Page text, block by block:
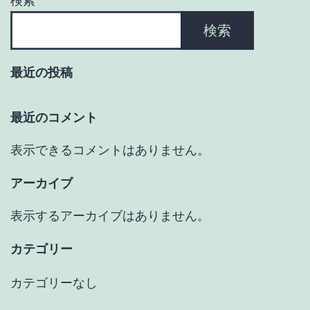
検索
最近の投稿
最近のコメント
表示できるコメントはありません。
アーカイブ
表示するアーカイブはありません。
カテゴリー
カテゴリーなし